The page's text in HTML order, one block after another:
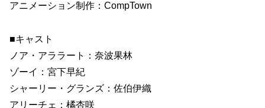
アニメーション制作：CompTown
■キャスト
ノア・アララート：奈波果林
ゾーイ：宮下早紀
シャーリー・グランズ：佐伯伊織
アリーチェ：橘杏咲